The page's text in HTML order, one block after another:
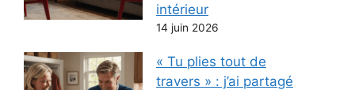
intérieur
14 juin 2026
« Tu plies tout de
travers » : j’ai partagé